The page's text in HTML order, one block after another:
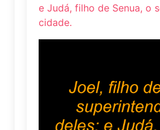
e Judá, filho de Senua, o
cidade.